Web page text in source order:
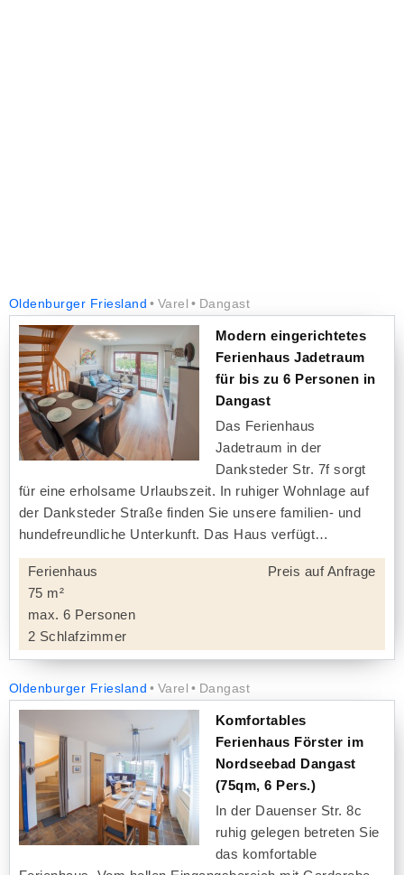
Oldenburger Friesland Varel Dangast
Modern eingerichtetes
Ferienhaus Jadetraum
für bis zu 6 Personen in
Dangast
Das Ferienhaus
Jadetraum in der
Danksteder Str. 7f sorgt
für eine erholsame Urlaubszeit. In ruhiger Wohnlage auf
der Danksteder Straße finden Sie unsere familien- und
hundefreundliche Unterkunft. Das Haus verfügt
Ferienhaus
75 m²
max. 6 Personen
2 Schlafzimmer
Preis auf Anfrage
Oldenburger Friesland Varel Dangast
Komfortables
Ferienhaus Förster im
Nordseebad Dangast
(75qm, 6 Pers.)
In der Dauenser Str. 8c
ruhig gelegen betreten Sie
das komfortable